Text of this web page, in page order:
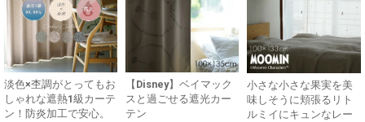
淡色×杢調がとってもお
しゃれな遮熱1級カーテ
ン！防炎加工で安心。
【Disney】ベイマック
スと過ごせる遮光カー
テン
小さな小さな果実を美
味しそうに頬張るリト
ルミイにキュンなレー